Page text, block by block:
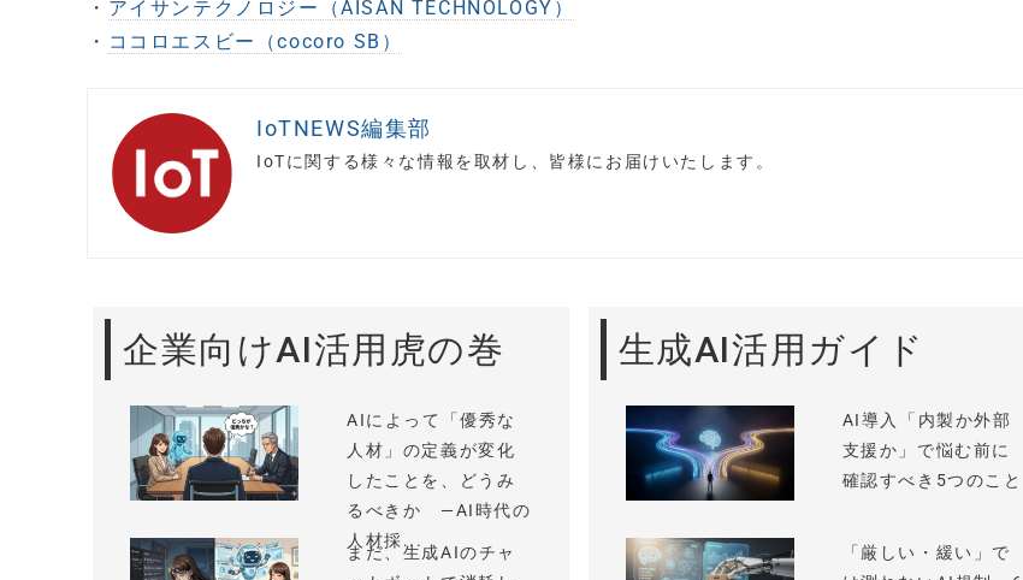
・ アイサンテクノロジー（AISAN TECHNOLOGY）
・ ココロエスビー（cocoro SB）
IoTNEWS編集部
IoTに関する様々な情報を取材し、皆様にお届けいたします。
企業向けAI活用虎の巻
AIによって「優秀な
人材」の定義が変化
したことを、どうみ
るべきか —AI時代の
人材採...
まだ、生成AIのチャ
生成AI活用ガイド
AI導入「内製か外部
支援か」で悩む前に
確認すべき5つのこと
「厳しい・緩い」で